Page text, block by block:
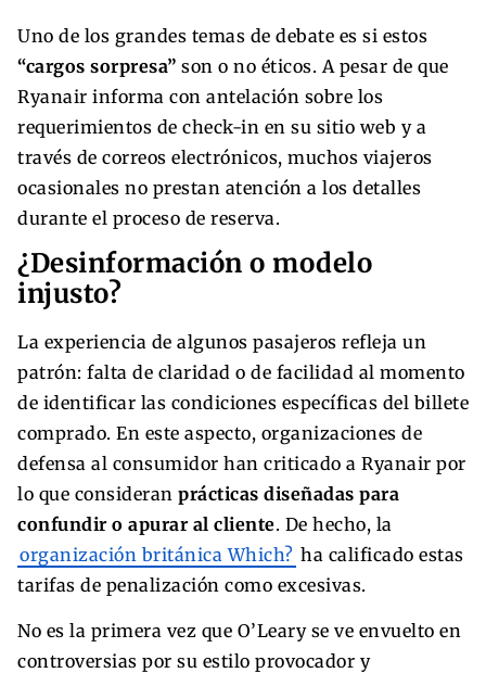
Uno de los grandes temas de debate es si estos
“cargos sorpresa” son o no éticos. A pesar de que
Ryanair informa con antelación sobre los
requerimientos de check-in en su sitio web y a
través de correos electrónicos, muchos viajeros
ocasionales no prestan atención a los detalles
durante el proceso de reserva.
¿Desinformación o modelo
injusto?
La experiencia de algunos pasajeros refleja un
patrón: falta de claridad o de facilidad al momento
de identificar las condiciones específicas del billete
comprado. En este aspecto, organizaciones de
defensa al consumidor han criticado a Ryanair por
lo que consideran prácticas diseñadas para
confundir o apurar al cliente. De hecho, la
organización británica Which? ha calificado estas
tarifas de penalización como excesivas.
No es la primera vez que O’Leary se ve envuelto en
controversias por su estilo provocador y